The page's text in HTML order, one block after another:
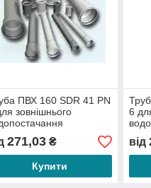
ПВХ 160 SDR 41 PN
зовнішнього
271,03₴
Купити
6
від